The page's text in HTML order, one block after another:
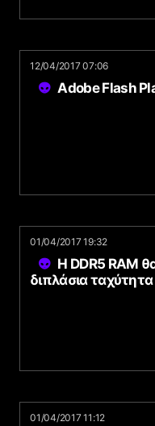
12/04/2017 07:06
Adobe Flash
01/04/2017 19:32
Η DDR5 RAM
διπλάσια ταχύτητα
01/04/2017 11:12